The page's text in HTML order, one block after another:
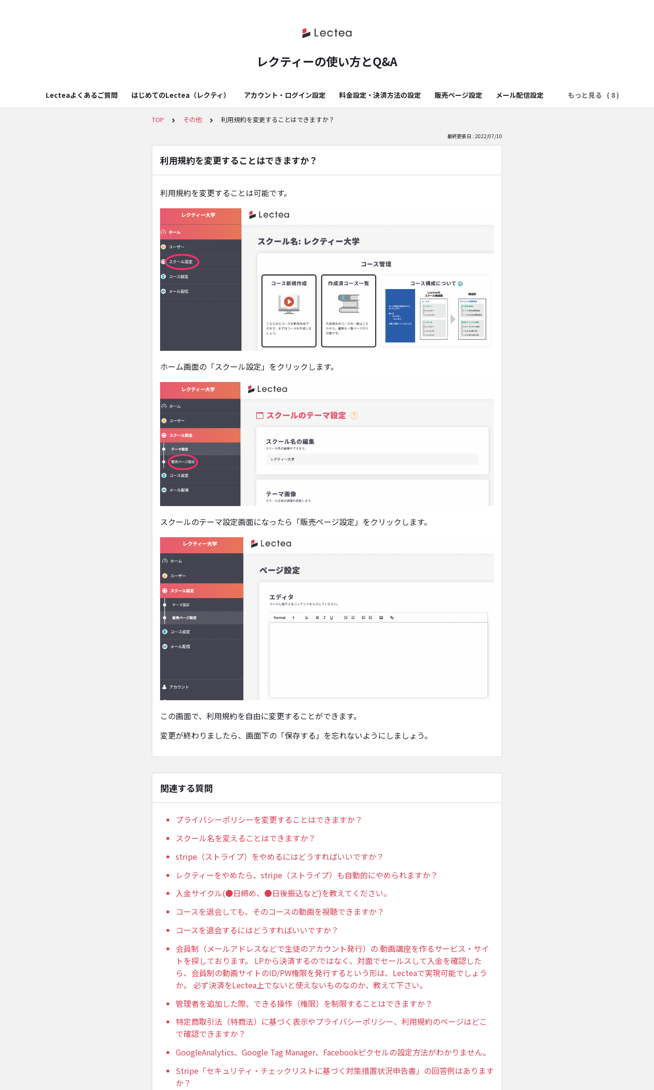
レクティーの使い方とQ&A
Lecteaよくあるご質問 はじめてのLectea（レクティ） アカウント・ログイン設定 料金設定・決済方法の設定 販売ページ設定 メール配信設定 もっと見る
TOP その他 利用規約を変更することはできますか？
最終更新日 : 2022/07/10
利用規約を変更することはできますか？
利用規約を変更することは可能です。
ホーム画面の「スクール設定」をクリックします。
スクールのテーマ設定画面になったら「販売ページ設定」をクリックします。
この画面で、利用規約を自由に変更することができます。
変更が終わりましたら、画面下の「保存する」を忘れないようにしましょう。
関連する質問
プライバシーポリシーを変更することはできますか？
スクール名を変えることはできますか？
stripe（ストライプ）をやめるにはどうすればいいですか？
レクティーをやめたら、stripe（ストライプ）も自動的にやめられますか？
入金サイクル(●日締め、●日後振込など)を教えてください。
コースを退会しても、そのコースの動画を視聴できますか？
コースを退会するにはどうすればいいですか？
会員制（メールアドレスなどで生徒のアカウント発行）の 動画講座を作るサービス・サイ
トを探しております。 LPから決済するのではなく、対面でセールスして入金を確認した
ら、会員制の動画サイトのID/PW権限を発行するという形は、Lecteaで実現可能でしょう
か。 必ず決済をLectea上でないと使えないものなのか、教えて下さい。
管理者を追加した際、できる操作（権限）を制限することはできますか？
特定商取引法（特商法）に基づく表示やプライバシーポリシー、利用規約のページはどこ
で確認できますか？
GoogleAnalytics、Google Tag Manager、Facebookピクセルの設定方法がわかりません。
Stripe「セキュリティ・チェックリストに基づく対策措置状況申告書」の回答例はあります
か？